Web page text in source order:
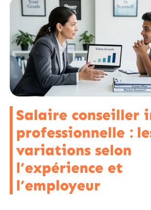
Salaire conseiller
professionnelle :
variations selon
l’expérience et
l’employeur